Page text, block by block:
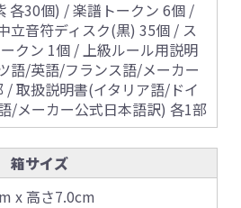
各30個) / 楽譜トークン 6個 /
立音符ディスク(黒) 35個 / ス
クン 1個 / 上級ルール用説明
語/英語/フランス語/メーカー
/ 取扱説明書(イタリア語/ドイ
/メーカー公式日本語訳) 各1部
箱サイズ
x 高さ7.0cm